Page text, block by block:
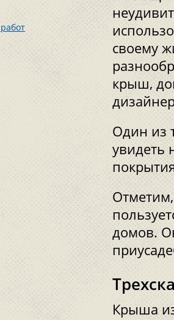
своему
крыш,
Один из
увидеть
Отметим,
домов.
Крыша